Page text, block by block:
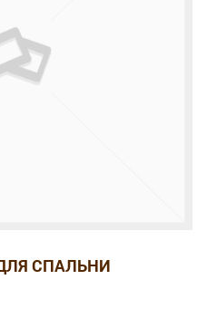
СПАЛЬНИ